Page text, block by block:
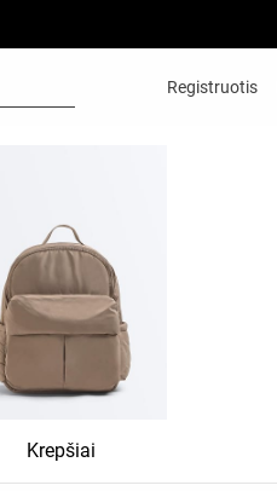
Registruotis
Krepšiai